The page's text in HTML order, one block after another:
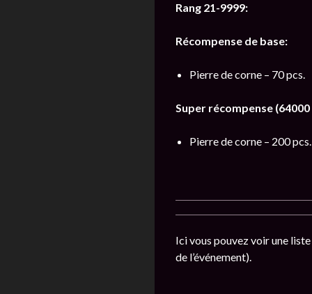
Rang 21-9999:
Récompense de base:
Pierre de corne – 70 pcs.
Super récompense (64000
Pierre de corne – 200 pcs.
Ici vous pouvez voir une
de l’événement).